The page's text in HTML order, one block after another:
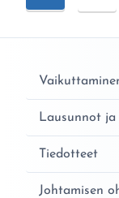
Lausunnot
Tiedotteet
Johtamisen